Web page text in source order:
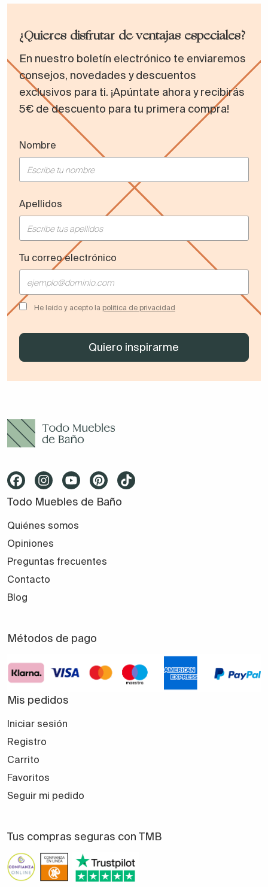
¿Quieres disfrutar de ventajas especiales?
En nuestro boletín electrónico te enviaremos
consejos, novedades y descuentos
exclusivos para ti. ¡Apúntate ahora y recibirás
5€ de descuento para tu primera compra!
Nombre
Apellidos
Tu correo electrónico
He leído y acepto la política de privacidad
Todo Muebles de Baño
Quiénes somos
Opiniones
Preguntas frecuentes
Contacto
Blog
Métodos de pago
Mis pedidos
Iniciar sesión
Registro
Carrito
Favoritos
Seguir mi pedido
Tus compras seguras con TMB